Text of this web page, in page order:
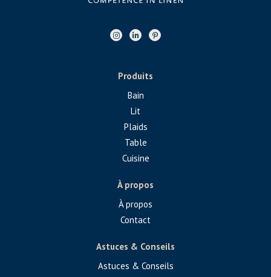
Produits
Bain
Lit
Plaids
Table
Cuisine
À propos
À propos
Contact
Astuces & Conseils
Astuces & Conseils